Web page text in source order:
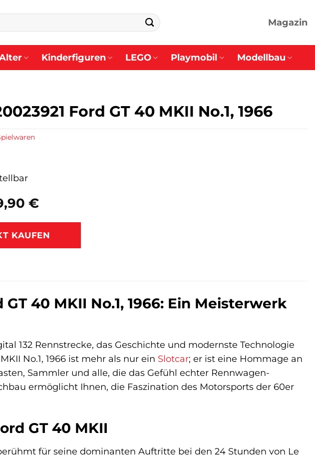
Magazin
Kinderfiguren LEGO Playmobil Modellbau
Ford GT 40 MKII No.1, 1966
€
€Aktueller
ist:
89,90 €.
KAUFEN
40 MKII No.1, 1966: Ein Meisterwerk
132 Rennstrecke, das Geschichte und modernste Technologie
No.1, 1966 ist mehr als nur ein Slotcar; er ist eine Hommage an
Sammler und alle, die das Gefühl echter Rennwagen-
ermöglicht Ihnen, die Faszination des Motorsports der 60er
GT 40 MKII
für seine dominanten Auftritte bei den 24 Stunden von Le